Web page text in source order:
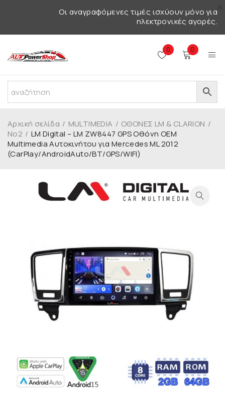
Οι αναγραφόμενες τιμές ισχύουν μόνο για
ηλεκτρονικές αγορές.
0 0
Αρχική σελίδα / MULTIMEDIA / ΟΘΟΝΕΣ LM & CLARION /
No2 / LM Digital – LM ZW8447 GPS Οθόνη OEM
Multimedia Αυτοκινήτου για Mercedes ML 2012
(CarPlay/AndroidAuto/BT/GPS/WIFI)